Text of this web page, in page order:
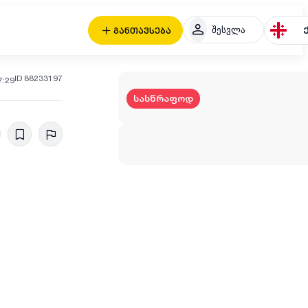
განთავსება შესვლა
ID 88233197
სასწრაფოდ